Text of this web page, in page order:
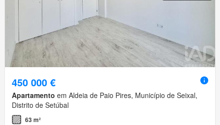
450 000 €
Apartamento em Aldeia de Paio Pires, Município de Seixal,
Distrito de Setúbal
63 m²